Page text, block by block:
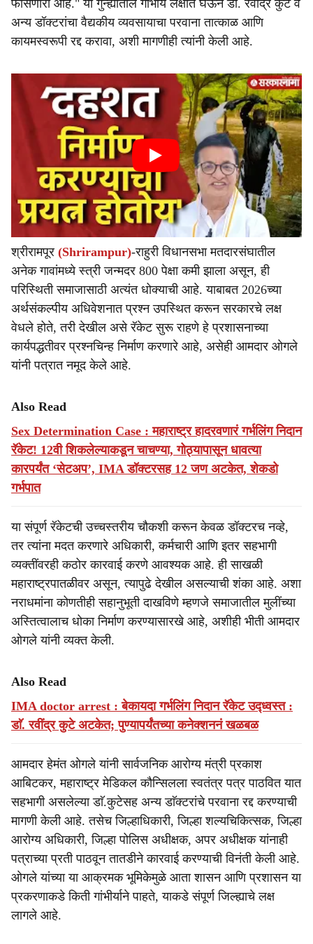
फासणारी आहे." या गुन्ह्यातील गांभीर्य लक्षात घेऊन डॉ. रवींद्र कुटे व
अन्य डॉक्टरांचा वैद्यकीय व्यवसायाचा परवाना तात्काळ आणि
कायमस्वरूपी रद्द करावा, अशी मागणीही त्यांनी केली आहे.
श्रीरामपूर (Shrirampur)-राहुरी विधानसभा मतदारसंघातील
अनेक गावांमध्ये स्त्री जन्मदर 800 पेक्षा कमी झाला असून, ही
परिस्थिती समाजासाठी अत्यंत धोक्याची आहे. याबाबत 2026च्या
अर्थसंकल्पीय अधिवेशनात प्रश्न उपस्थित करून सरकारचे लक्ष
वेधले होते, तरी देखील असे रॅकेट सुरू राहणे हे प्रशासनाच्या
कार्यपद्धतीवर प्रश्नचिन्ह निर्माण करणारे आहे, असेही आमदार ओगले
यांनी पत्रात नमूद केले आहे.
Also Read
Sex Determination Case : महाराष्ट्र हादरवणारं गर्भलिंग निदान
रॅकेट! 12वी शिकलेल्याकडून चाचण्या, गोठ्यापासून धावत्या
कारपर्यंत ‘सेटअप’, IMA डॉक्टरसह 12 जण अटकेत, शेकडो
गर्भपात
या संपूर्ण रॅकेटची उच्चस्तरीय चौकशी करून केवळ डॉक्टरच नव्हे,
तर त्यांना मदत करणारे अधिकारी, कर्मचारी आणि इतर सहभागी
व्यक्तींवरही कठोर कारवाई करणे आवश्यक आहे. ही साखळी
महाराष्ट्रपातळीवर असून, त्यापुढे देखील असल्याची शंका आहे. अशा
नराधमांना कोणतीही सहानुभूती दाखविणे म्हणजे समाजातील मुलींच्या
अस्तित्वालाच धोका निर्माण करण्यासारखे आहे, अशीही भीती आमदार
ओगले यांनी व्यक्त केली.
Also Read
IMA doctor arrest : बेकायदा गर्भलिंग निदान रॅकेट उद्ध्वस्त :
डाॅ. रवींद्र कुटे अटकेत; पुण्यापर्यंतच्या कनेक्शननं खळबळ
आमदार हेमंत ओगले यांनी सार्वजनिक आरोग्य मंत्री प्रकाश
आबिटकर, महाराष्ट्र मेडिकल कौन्सिलला स्वतंत्र पत्र पाठवित यात
सहभागी असलेल्या डाॅ.कुटेसह अन्य डाॅक्टरांचे परवाना रद्द करण्याची
मागणी केली आहे. तसेच जिल्हाधिकारी, जिल्हा शल्यचिकित्सक, जिल्हा
आरोग्य अधिकारी, जिल्हा पोलिस अधीक्षक, अपर अधीक्षक यांनाही
पत्राच्या प्रती पाठवून तातडीने कारवाई करण्याची विनंती केली आहे.
ओगले यांच्या या आक्रमक भूमिकेमुळे आता शासन आणि प्रशासन या
प्रकरणाकडे किती गांभीर्याने पाहते, याकडे संपूर्ण जिल्ह्याचे लक्ष
लागले आहे.